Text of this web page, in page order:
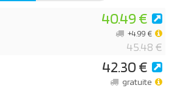
par couleur dans le toit de la maison.
sur les animaux :
alimentaires de chaque animal.
et des compétences narratives :
40.49 €
45.48 €
+4.99 €
42.30 €
gratuite